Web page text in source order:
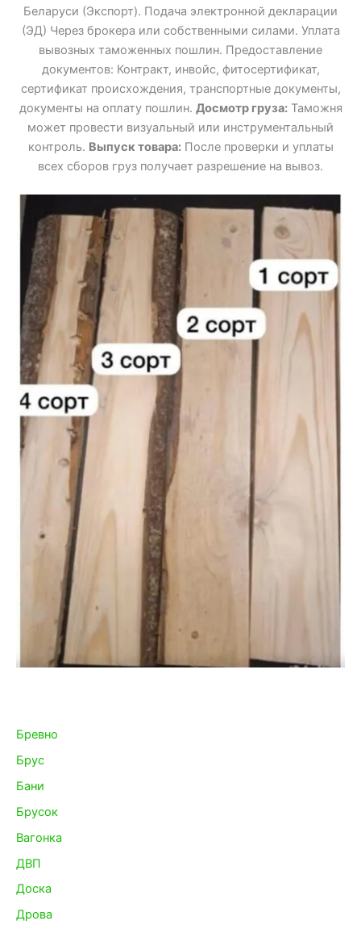
Беларуси (Экспорт). Подача электронной декларации
(ЭД) Через брокера или собственными силами. Уплата
вывозных таможенных пошлин. Предоставление
документов: Контракт, инвойс, фитосертификат,
сертификат происхождения, транспортные документы,
документы на оплату пошлин. Досмотр груза:Таможня
может провести визуальный или инструментальный
контроль. Выпуск товара:После проверки и уплаты
всех сборов груз получает разрешение на вывоз.
Бревно
Брус
Бани
Брусок
Вагонка
ДВП
Доска
Дрова